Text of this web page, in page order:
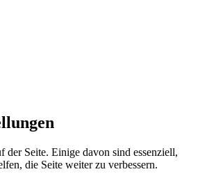
der Seite. Einige davon sind essenziell,
die Seite weiter zu verbessern.